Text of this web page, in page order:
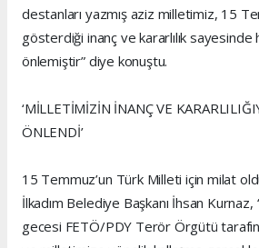
destanları yazmış aziz milletimiz, 15
gösterdiği inanç ve kararlılık
önlemiştir” diye konuştu.
‘MİLLETİMİZİN İNANÇ VE
ÖNLENDİ’
15 Temmuz’un Türk Milleti için milat
İlkadım Belediye Başkanı İhsan
gecesi FETÖ/PDY Terör Örgütü